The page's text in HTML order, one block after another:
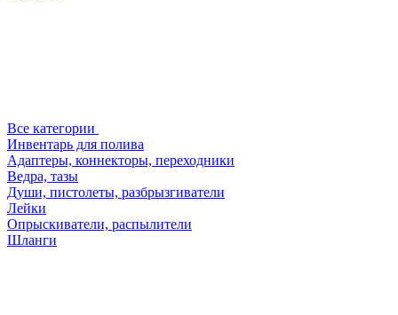
Все категории
Инвентарь для полива
Адаптеры, коннекторы, переходники
Ведра, тазы
Души, пистолеты, разбрызгиватели
Лейки
Опрыскиватели, распылители
Шланги